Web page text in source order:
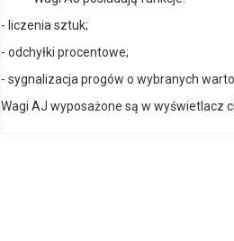
- liczenia sztuk;
- odchyłki procentowe;
- sygnalizacja progów o wybranych
Wagi AJ wyposażone są w wyświetlacz